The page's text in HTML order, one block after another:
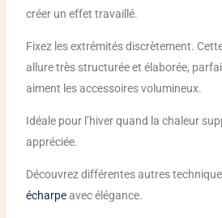
créer un effet travaillé.
Fixez les extrémités discrètement.
allure très structurée et élaborée,
aiment les accessoires volumineux.
Idéale pour l’hiver quand la chaleur
appréciée.
Découvrez différentes autres
écharpeavec élégance.